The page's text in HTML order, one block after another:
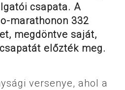
csapata. A
marathonon 332
megdöntve saját,
előzték meg.
versenye, ahol a